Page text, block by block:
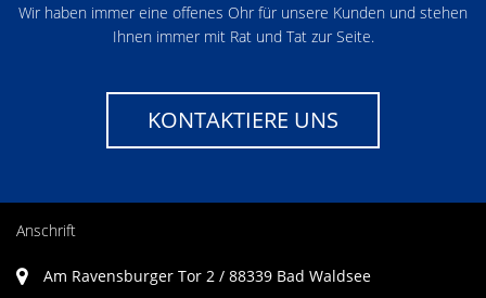
Wir haben immer eine offenes Ohr für unsere Kunden und stehen
Ihnen immer mit Rat und Tat zur Seite.
KONTAKTIERE UNS
Anschrift
Am Ravensburger Tor 2 / 88339 Bad Waldsee